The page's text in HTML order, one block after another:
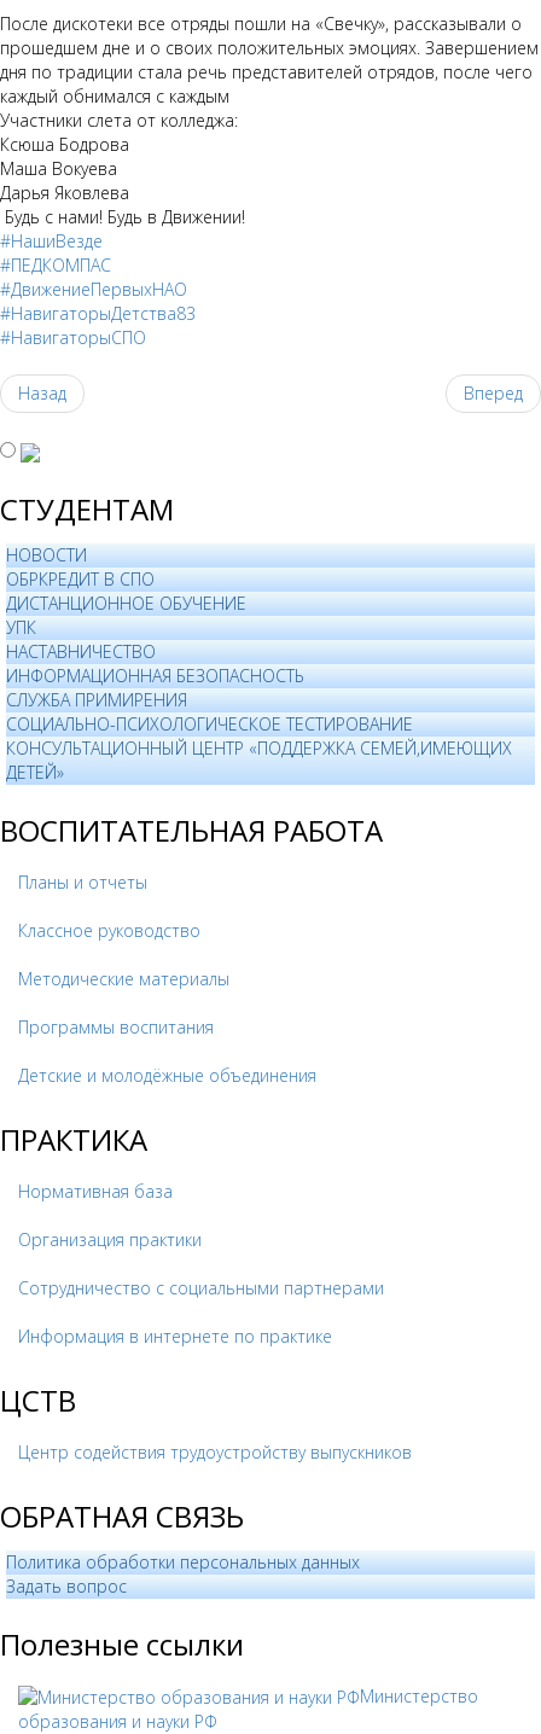
После дискотеки все отряды пошли на «Свечку», рассказывали о
прошедшем дне и о своих положительных эмоциях. Завершением
дня по традиции стала речь представителей отрядов, после чего
каждый обнимался с каждым
Участники слета от колледжа:
Ксюша Бодрова
Маша Вокуева
Дарья Яковлева
Будь с нами! Будь в Движении!
#НашиВезде
#ПЕДКОМПАС
#ДвижениеПервыхНАО
#НавигаторыДетства83
#НавигаторыСПО
Назад Вперед
СТУДЕНТАМ
НОВОСТИ
ОБРКРЕДИТ В СПО
ДИСТАНЦИОННОЕ ОБУЧЕНИЕ
УПК
НАСТАВНИЧЕСТВО
ИНФОРМАЦИОННАЯ БЕЗОПАСНОСТЬ
СЛУЖБА ПРИМИРЕНИЯ
СОЦИАЛЬНО-ПСИХОЛОГИЧЕСКОЕ ТЕСТИРОВАНИЕ
КОНСУЛЬТАЦИОННЫЙ ЦЕНТР «ПОДДЕРЖКА СЕМЕЙ,ИМЕЮЩИХ
ДЕТЕЙ»
ВОСПИТАТЕЛЬНАЯ РАБОТА
Планы и отчеты
Классное руководство
Методические материалы
Программы воспитания
Детские и молодёжные объединения
ПРАКТИКА
Нормативная база
Организация практики
Сотрудничество с социальными партнерами
Информация в интернете по практике
ЦСТВ
Центр содействия трудоустройству выпускников
ОБРАТНАЯ СВЯЗЬ
Политика обработки персональных данных
­Задать вопрос
Полезные ссылки
Министерство
образования и науки РФ